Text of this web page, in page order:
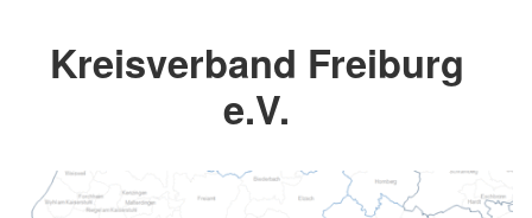
Kreisverband Freiburg
e.V.